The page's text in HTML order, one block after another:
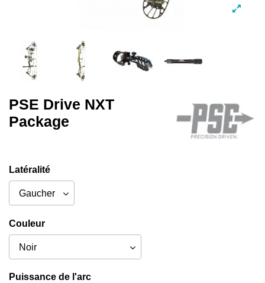
PSE Drive NXT
Package
Latéralité
Couleur
Puissance de l'arc